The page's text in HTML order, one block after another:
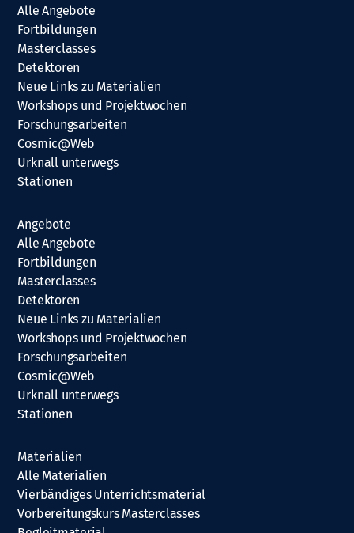
Alle Angebote
Fortbildungen
Masterclasses
Detektoren
Neue Links zu Materialien
Workshops und Projektwochen
Forschungsarbeiten
Cosmic@Web
Urknall unterwegs
Stationen
Angebote
Alle Angebote
Fortbildungen
Masterclasses
Detektoren
Neue Links zu Materialien
Workshops und Projektwochen
Forschungsarbeiten
Cosmic@Web
Urknall unterwegs
Stationen
Materialien
Alle Materialien
Vierbändiges Unterrichtsmaterial
Vorbereitungskurs Masterclasses